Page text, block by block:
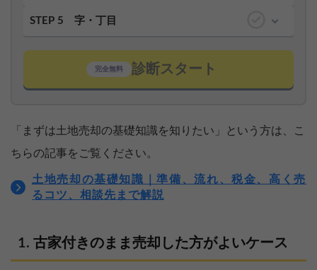
STEP 5 字・丁目
完全無料 診断スタート
「まずは土地売却の基礎知識を知りたい」という方は、こ
ちらの記事をご覧ください。
土地売却の基礎知識｜準備、流れ、税金、高く売
るコツ、相談先まで解説
古家付きのまま売却した方がよいケース